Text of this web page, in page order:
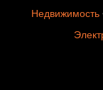
Недвижимость